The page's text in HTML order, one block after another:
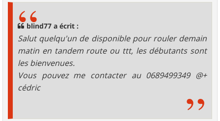
blind77 a écrit :
Salut quelqu'un de disponible pour rouler demain
matin en tandem route ou ttt, les débutants sont
les bienvenues.
Vous pouvez me contacter au 0689499349 @+
cédric